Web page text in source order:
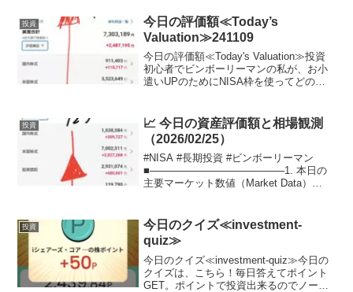
天証券を使用してます...
投資
今日の評価額≪Today’s
Valuation≫241109
今日の評価額≪Today's Valuation≫投資
初心者でビンボーリーマンの私が、お小
遣いUPのためにNISA枠を使ってどの銘
えていれば、少なからず長期投資を始め
る...
投資
📈 今日の資産評価額と相場観測
（2026/02/25）
#NISA #長期投資 #ビンボーリーマン
■───────────────────1. 本日の
主要マーケット数値（Market Data）
日...
投資
今日のクイズ≪investment-
quiz≫
今日のクイズ≪investment-quiz≫今日の
クイズは、こちら！毎日答えてポイント
GET。ポイントで投資出来るのでノーリ